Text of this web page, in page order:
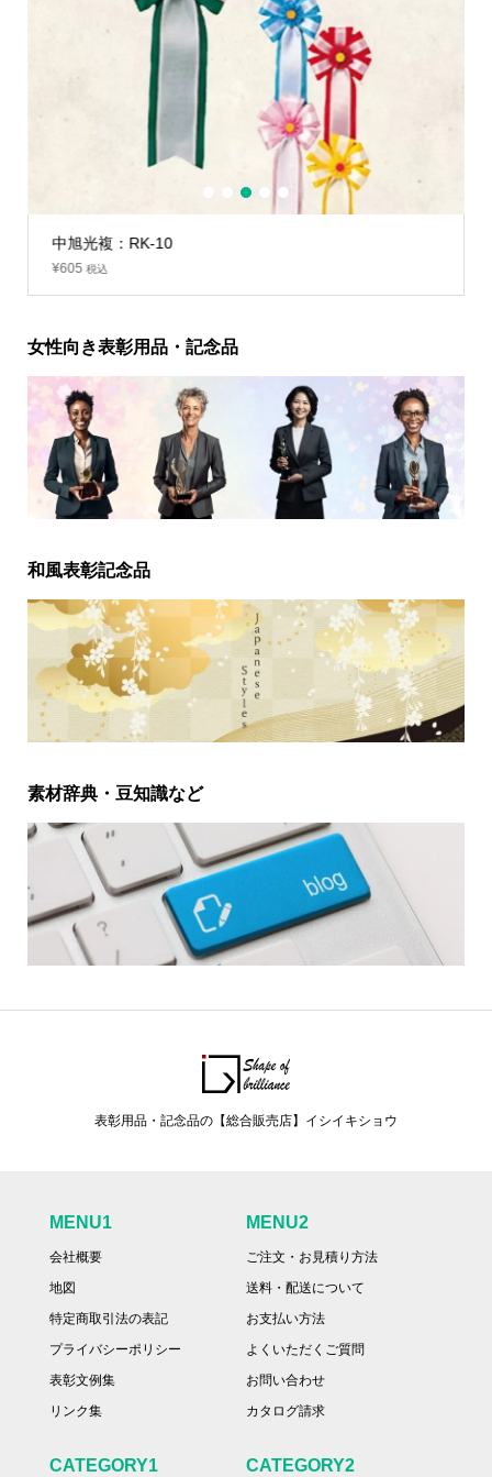
中旭光複：RK-10
¥605 税込
1 2 3 4 5
女性向き表彰用品・記念品
和風表彰記念品
素材辞典・豆知識など
表彰用品・記念品の【総合販売店】イシイキショウ
MENU1
会社概要
地図
特定商取引法の表記
プライバシーポリシー
表彰文例集
リンク集
MENU2
ご注文・お見積り方法
送料・配送について
お支払い方法
よくいただくご質問
お問い合わせ
カタログ請求
CATEGORY1 CATEGORY2